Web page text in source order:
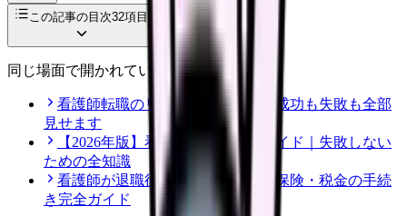
この記事の目次32項目
同じ場面で開かれている記事
看護師転職のリアル体験談12選｜成功も失敗も全部
見せます
【2026年版】看護師転職の完全ガイド｜失敗しない
ための全知識
看護師が退職後にやるべき年金・保険・税金の手続
き完全ガイド